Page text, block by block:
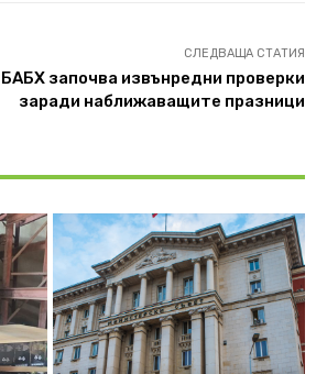
СЛЕДВАЩА СТАТИЯ
БАБХ започва извънредни проверки
заради наближаващите празници